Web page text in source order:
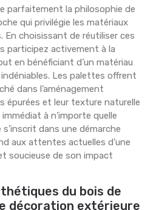
parfaitement la philosophie de
qui privilégie les matériaux
En choisissant de réutiliser ces
participez activement à la
en bénéficiant d’un matériau
Les palettes offrent
dans l’aménagement
épurées et leur texture naturelle
à n’importe quelle
dans une démarche
aux attentes actuelles d’une
soucieuse de son impact
du bois de
décoration extérieure